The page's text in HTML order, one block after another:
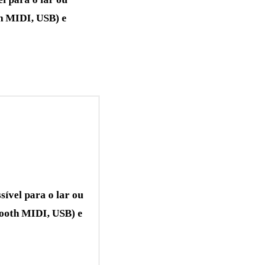
MIDI, USB) e
para o lar ou
MIDI, USB) e